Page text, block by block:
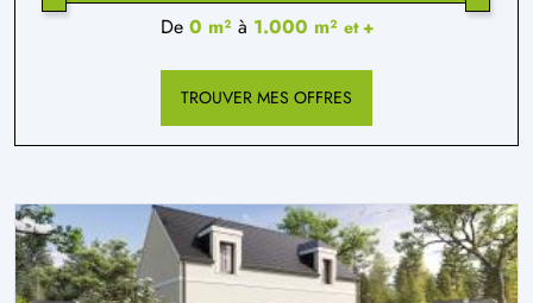
De 0 m² à 1.000 m² et +
TROUVER MES OFFRES